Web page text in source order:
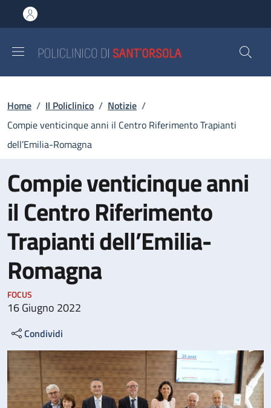
al contenuto principale
to footer content
Briciole di pane
Home / Il Policlinico / Notizie /
Compie venticinque anni il Centro Riferimento Trapianti
dell’Emilia-Romagna
Compie venticinque anni
il Centro Riferimento
Trapianti dell’Emilia-
Romagna
FOCUS
16 Giugno 2022
Condividi